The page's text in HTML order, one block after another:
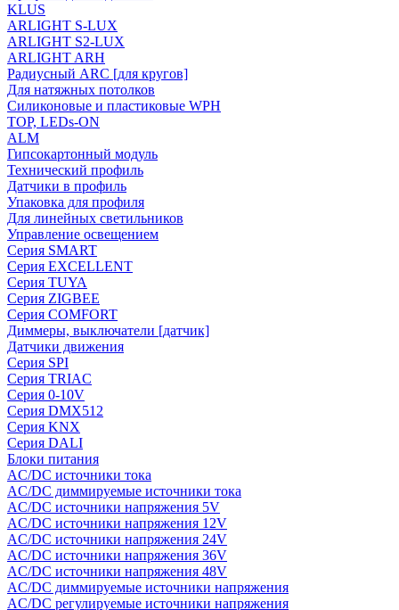
KLUS
ARLIGHT S-LUX
ARLIGHT S2-LUX
ARLIGHT ARH
Радиусный ARC [для кругов]
Для натяжных потолков
Силиконовые и пластиковые WPH
TOP, LEDs-ON
ALM
Гипсокартонный модуль
Технический профиль
Датчики в профиль
Упаковка для профиля
Для линейных светильников
Управление освещением
Серия SMART
Серия EXCELLENT
Серия TUYA
Серия ZIGBEE
Серия COMFORT
Диммеры, выключатели [датчик]
Датчики движения
Серия SPI
Серия TRIAC
Серия 0-10V
Серия DMX512
Серия KNX
Серия DALI
Блоки питания
AC/DC источники тока
AC/DC диммируемые источники тока
AC/DC источники напряжения 5V
AC/DC источники напряжения 12V
AC/DC источники напряжения 24V
AC/DC источники напряжения 36V
AC/DC источники напряжения 48V
AC/DC диммируемые источники напряжения
AC/DC регулируемые источники напряжения